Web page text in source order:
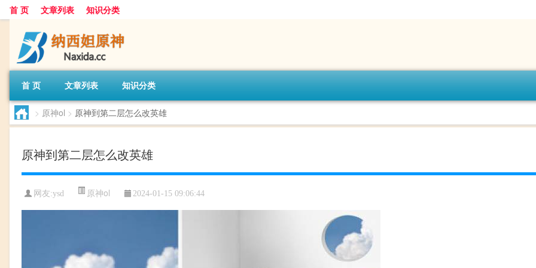
首 页 文章列表 知识分类
首 页 文章列表 知识分类
> 原神ol > 原神到第二层怎么改英雄
原神到第二层怎么改英雄
网友:ysd 原神ol 2024-01-15 09:06:44